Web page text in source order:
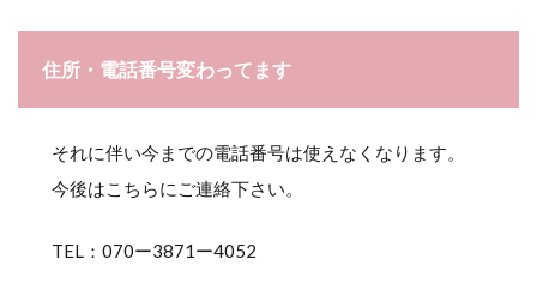
住所・電話番号変わってます
それに伴い今までの電話番号は使えなくなります。
今後はこちらにご連絡下さい。
TEL：070ー3871ー4052